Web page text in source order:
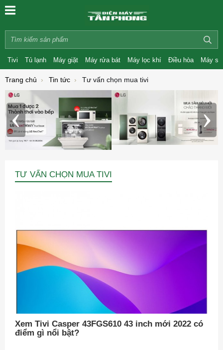
Tivi Tủ lạnh Máy giặt Máy rửa bát Máy lọc khí Điều hòa Máy
Trang chủ Tin tức Tư vấn chọn mua tivi
‹ ›
TƯ VẤN CHỌN MUA TIVI
Xem Tivi Casper 43FGS610 43 inch mới 2022 có
điểm gì nổi bật?